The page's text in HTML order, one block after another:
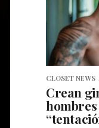
CLOSET NEWS
Crean